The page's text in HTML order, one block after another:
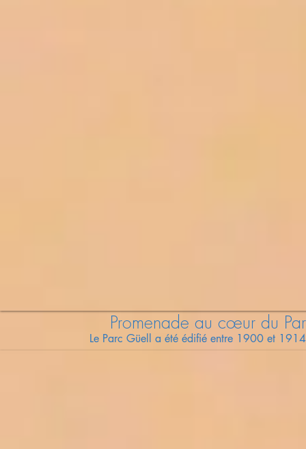
Promenade au cœur du
Le Parc Güell a été édifié entre 1900 et